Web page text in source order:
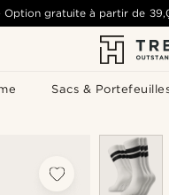
Sacs &
Option gratuite à partir de